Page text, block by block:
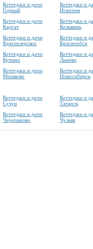
Коттеджи и дачи
Горный
Коттеджи и
Искитим
Коттеджи и дачи
Каргат
Коттеджи и
Колывань
Коттеджи и дачи
Краснозерское
Коттеджи и
Краснообск
Коттеджи и дачи
Купино
Коттеджи и
Линёво
Коттеджи и дачи
Мошково
Коттеджи и
Новосибирск
Коттеджи и дачи
Сузун
Коттеджи и
Татарск
Коттеджи и дачи
Черепаново
Коттеджи и
Чулым